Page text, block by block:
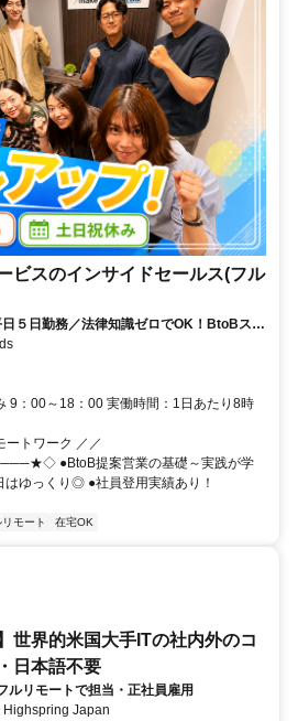
ビスのインサイドセールス(フル
日５日勤務／法律知識ゼロでOK！BtoBスキ
9：00～18：00 実働時間：1日あたり8時
ートワーク ／／
●BtoB提案営業の基礎～実践が学
ゆっくり◎ ●社員登用実績あり！
リモート 在宅OK
世界的米国大手ITの社内外のコ
日本語不要
ルリモートで担当・正社員雇用
Highspring Japan